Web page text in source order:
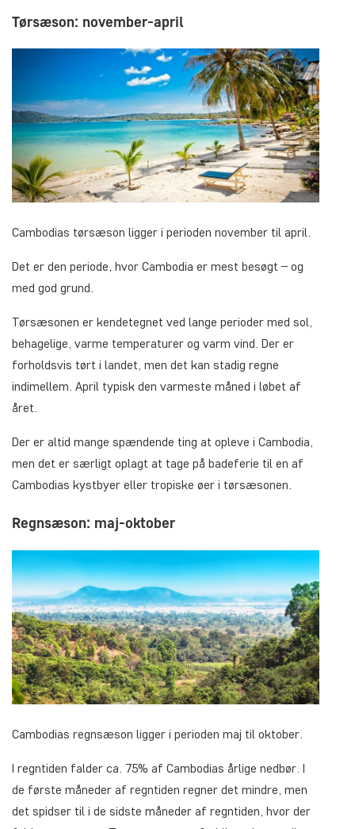
Tørsæson: november-april
Cambodias tørsæson ligger i perioden november til april.
Det er den periode, hvor Cambodia er mest besøgt – og
med god grund.
Tørsæsonen er kendetegnet ved lange perioder med sol,
behagelige, varme temperaturer og varm vind. Der er
forholdsvis tørt i landet, men det kan stadig regne
indimellem. April typisk den varmeste måned i løbet af
året.
Der er altid mange spændende ting at opleve i Cambodia,
men det er særligt oplagt at tage på badeferie til en af
Cambodias kystbyer eller tropiske øer i tørsæsonen.
Regnsæson: maj-oktober
Cambodias regnsæson ligger i perioden maj til oktober.
I regntiden falder ca. 75% af Cambodias årlige nedbør. I
de første måneder af regntiden regner det mindre, men
det spidser til i de sidste måneder af regntiden, hvor der